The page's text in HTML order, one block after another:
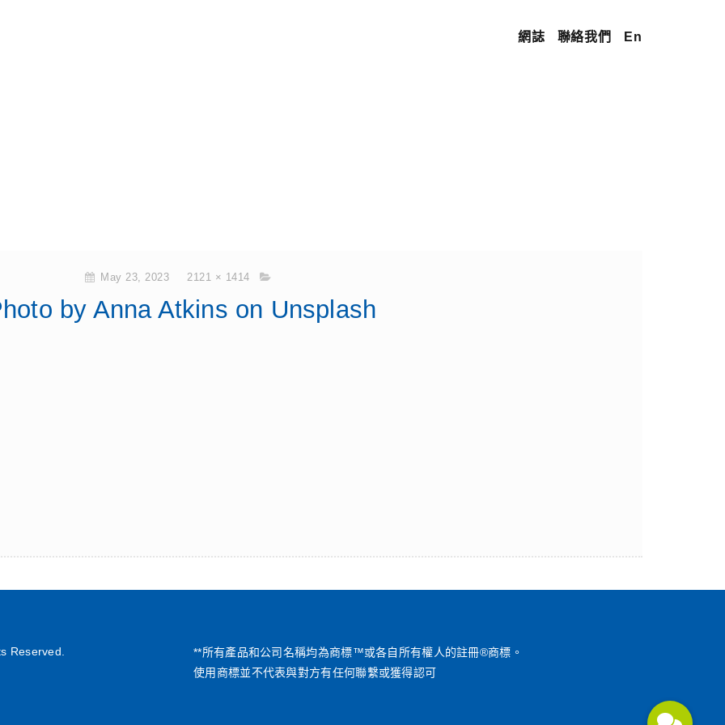
網誌 聯絡我們 En
May 23, 2023 2121 × 1414
by Anna Atkins on Unsplash
Reserved.
**所有產品和公司名稱均為商標™或各自所有權人的註冊®商標。
使用商標並不代表與對方有任何聯繫或獲得認可